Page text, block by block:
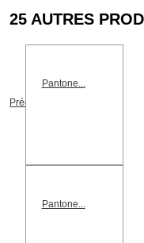
25 AUTRES
Précédent
Pantone...
Pantone...